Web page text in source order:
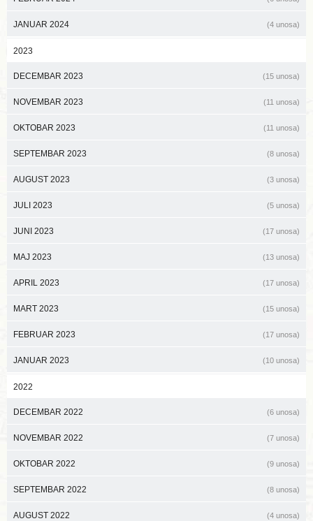
JANUAR 2024 (4 unosa)
2023
DECEMBAR 2023 (15 unosa)
NOVEMBAR 2023 (11 unosa)
OKTOBAR 2023 (11 unosa)
SEPTEMBAR 2023 (8 unosa)
AUGUST 2023 (3 unosa)
JULI 2023 (5 unosa)
JUNI 2023 (17 unosa)
MAJ 2023 (13 unosa)
APRIL 2023 (17 unosa)
MART 2023 (15 unosa)
FEBRUAR 2023 (17 unosa)
JANUAR 2023 (10 unosa)
2022
DECEMBAR 2022 (6 unosa)
NOVEMBAR 2022 (7 unosa)
OKTOBAR 2022 (9 unosa)
SEPTEMBAR 2022 (8 unosa)
AUGUST 2022 (4 unosa)